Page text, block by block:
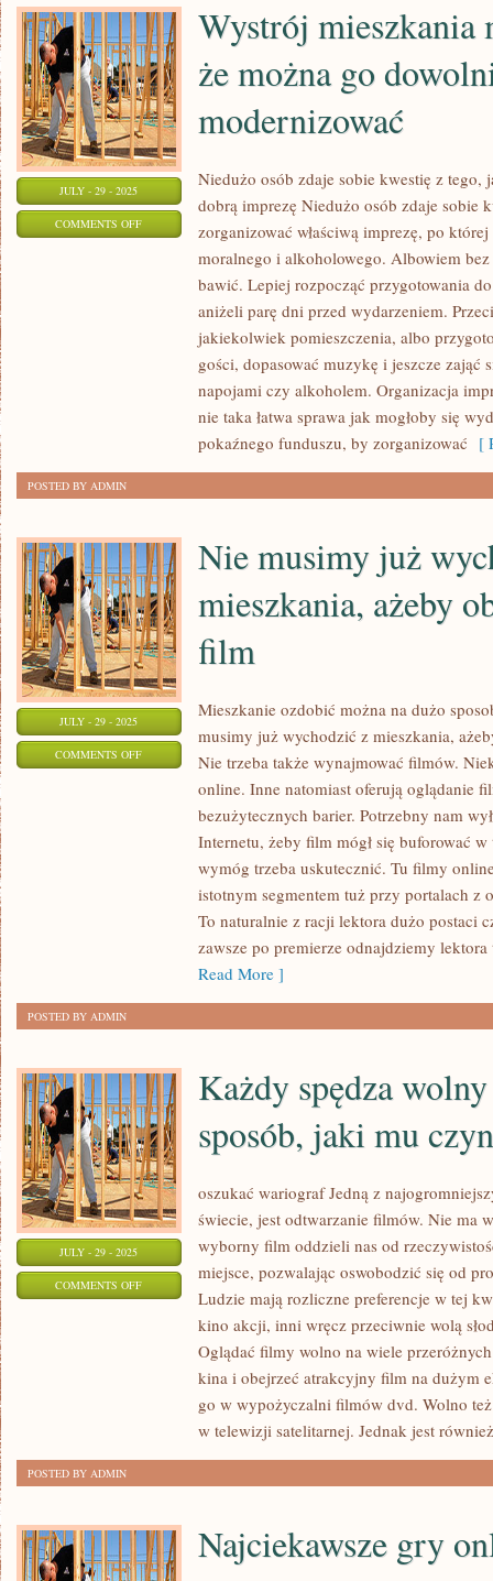
JULY - 29 - 2025
COMMENTS OFFON
MIESZKANIA
GO
DOWOLNIE
Wystrój mieszkania
że można go
modernizować
Niedużo osób zdaje sobie kwestię z tego,
dobrą imprezę Niedużo osób zdaje sobie
zorganizować właściwą imprezę, po
moralnego i alkoholowego. Albowiem
bawić. Lepiej rozpocząć przygotowania
aniżeli parę dni przed wydarzeniem.
jakiekolwiek pomieszczenia, albo
gości, dopasować muzykę i jeszcze zająć
napojami czy alkoholem. Organizacja
nie taka łatwa sprawa jak mogłoby się
pokaźnego funduszu, by zorganizować [
POSTED BY ADMIN
JULY - 29 - 2025
COMMENTS OFFON
WYCHODZIĆ
MIESZKANIA,
NOWY
FILM
Nie musimy już
mieszkania, ażeby
film
Mieszkanie ozdobić można na dużo
musimy już wychodzić z mieszkania,
Nie trzeba także wynajmować filmów.
online. Inne natomiast oferują oglądanie
bezużytecznych barier. Potrzebny nam
Internetu, żeby film mógł się buforować
wymóg trzeba uskutecznić. Tu filmy
istotnym segmentem tuż przy portalach z
To naturalnie z racji lektora dużo postaci
zawsze po premierze odnajdziemy
Read More ]
POSTED BY ADMIN
JULY - 29 - 2025
COMMENTS OFFON
MU
CZYNI
Każdy spędza
sposób, jaki mu
oszukać wariograf Jedną z
świecie, jest odtwarzanie filmów. Nie ma
wyborny film oddzieli nas od
miejsce, pozwalając oswobodzić się od
Ludzie mają rozliczne preferencje w tej
kino akcji, inni wręcz przeciwnie wolą
Oglądać filmy wolno na wiele
kina i obejrzeć atrakcyjny film na dużym
go w wypożyczalni filmów dvd. Wolno
w telewizji satelitarnej. Jednak jest
POSTED BY ADMIN
Najciekawsze gry